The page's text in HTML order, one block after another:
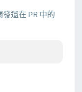
還在 PR 中的